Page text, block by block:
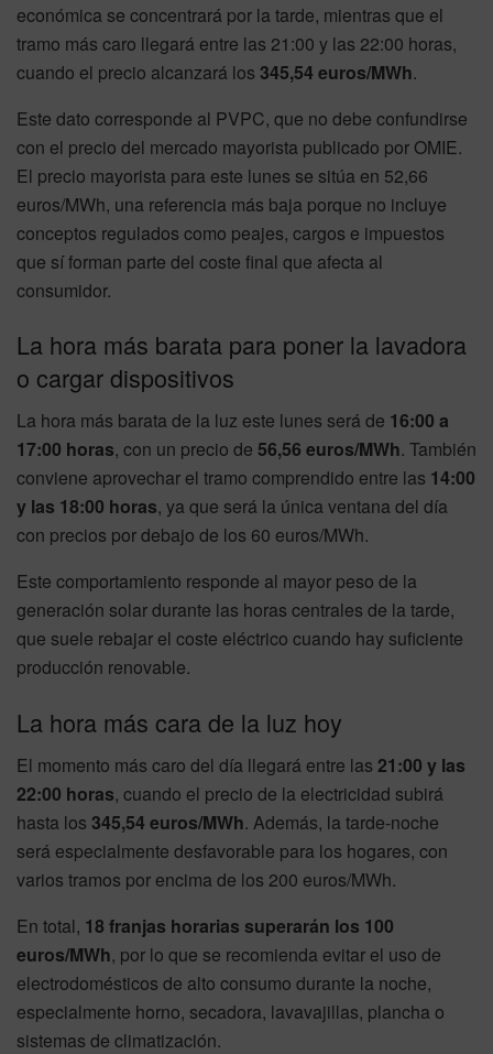
económica se concentrará por la tarde, mientras que el
tramo más caro llegará entre las 21:00 y las 22:00 horas,
cuando el precio alcanzará los 345,54 euros/MWh.
Este dato corresponde al PVPC, que no debe confundirse
con el precio del mercado mayorista publicado por OMIE.
El precio mayorista para este lunes se sitúa en 52,66
euros/MWh, una referencia más baja porque no incluye
conceptos regulados como peajes, cargos e impuestos
que sí forman parte del coste final que afecta al
consumidor.
La hora más barata para poner la lavadora
o cargar dispositivos
La hora más barata de la luz este lunes será de 16:00 a
17:00 horas, con un precio de 56,56 euros/MWh. También
conviene aprovechar el tramo comprendido entre las 14:00
y las 18:00 horas, ya que será la única ventana del día
con precios por debajo de los 60 euros/MWh.
Este comportamiento responde al mayor peso de la
generación solar durante las horas centrales de la tarde,
que suele rebajar el coste eléctrico cuando hay suficiente
producción renovable.
La hora más cara de la luz hoy
El momento más caro del día llegará entre las 21:00 y las
22:00 horas, cuando el precio de la electricidad subirá
hasta los 345,54 euros/MWh. Además, la tarde-noche
será especialmente desfavorable para los hogares, con
varios tramos por encima de los 200 euros/MWh.
En total, 18 franjas horarias superarán los 100
euros/MWh, por lo que se recomienda evitar el uso de
electrodomésticos de alto consumo durante la noche,
especialmente horno, secadora, lavavajillas, plancha o
sistemas de climatización.